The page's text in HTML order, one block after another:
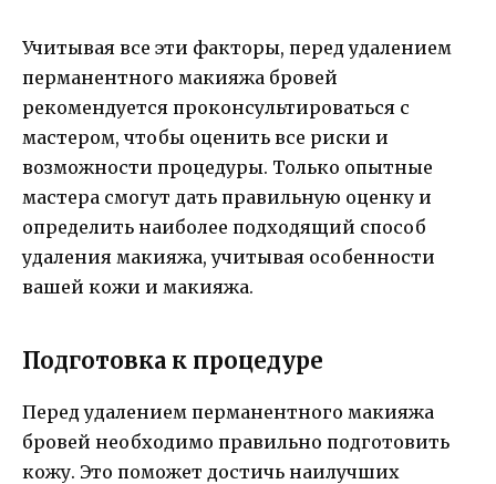
Учитывая все эти факторы, перед удалением
перманентного макияжа бровей
рекомендуется проконсультироваться с
мастером, чтобы оценить все риски и
возможности процедуры. Только опытные
мастера смогут дать правильную оценку и
определить наиболее подходящий способ
удаления макияжа, учитывая особенности
вашей кожи и макияжа.
Подготовка к процедуре
Перед удалением перманентного макияжа
бровей необходимо правильно подготовить
кожу. Это поможет достичь наилучших